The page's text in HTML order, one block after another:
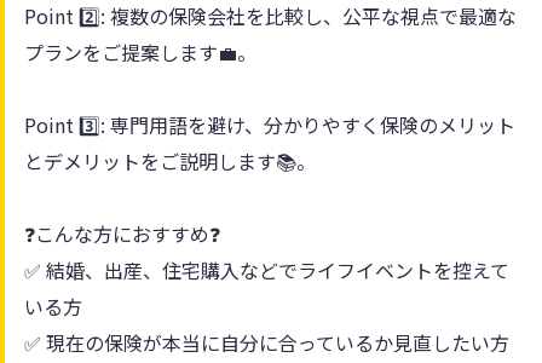
Point 2️⃣: 複数の保険会社を比較し、公平な視点で最適な
プランをご提案します💼。
Point 3️⃣: 専門用語を避け、分かりやすく保険のメリット
とデメリットをご説明します📚。
❓こんな方におすすめ❓
✅ 結婚、出産、住宅購入などでライフイベントを控えて
いる方
✅ 現在の保険が本当に自分に合っているか見直したい方